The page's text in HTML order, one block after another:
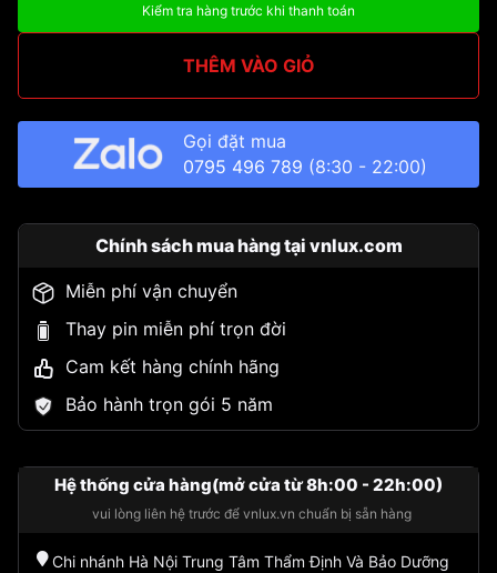
Kiểm tra hàng trước khi thanh toán
THÊM VÀO GIỎ
Gọi đặt mua
0795 496 789 (8:30 - 22:00)
Chính sách mua hàng tại vnlux.com
Miễn phí vận chuyển
Thay pin miễn phí trọn đời
Cam kết hàng chính hãng
Bảo hành trọn gói 5 năm
Hệ thống cửa hàng(mở cửa từ 8h:00 - 22h:00)
vui lòng liên hệ trước để vnlux.vn chuẩn bị sẵn hàng
Chi nhánh Hà Nội Trung Tâm Thẩm Định Và Bảo Dưỡng